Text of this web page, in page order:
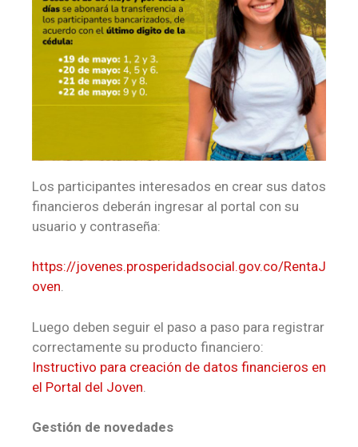
Los participantes interesados en crear sus datos
financieros deberán ingresar al portal con su
usuario y contraseña:
https://jovenes.prosperidadsocial.gov.co/RentaJ
oven.
Luego deben seguir el paso a paso para registrar
correctamente su producto financiero:
Instructivo para creación de datos financieros en
el Portal del Joven
Gestión de novedades